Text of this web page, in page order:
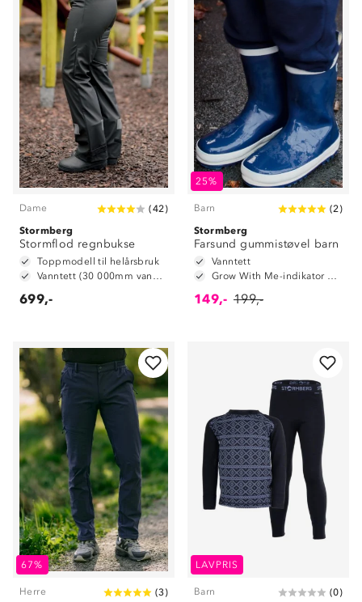
Dame (42)
Stormberg
Stormflod regnbukse
Toppmodell til helårsbruk
Vanntett (30 000mm vannsøyle)
699,-
25%
Barn (2)
Stormberg
Farsund gummistøvel barn
Vanntett
Grow With Me-indikator på innersåle
149,- 199,-
67%
Herre (3)
LAVPRIS
Barn (0)